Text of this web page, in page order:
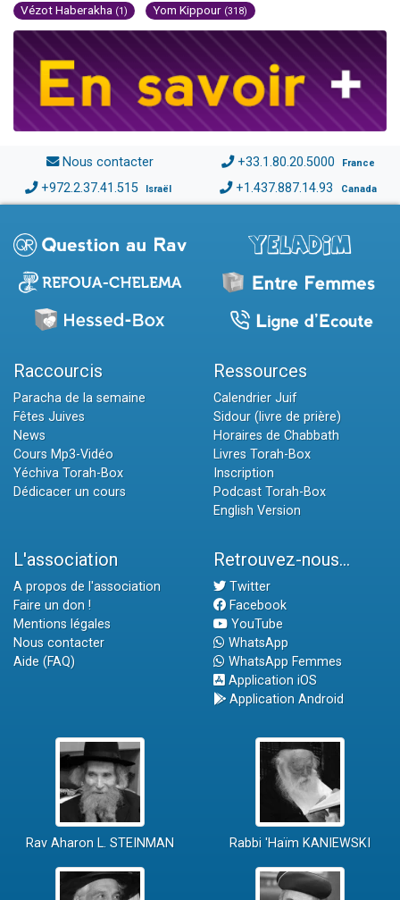
Vézot Haberakha (1) Yom Kippour (318)
Nous contacter +33.1.80.20.5000 France
+972.2.37.41.515 Israël +1.437.887.14.93 Canada
Raccourcis
Paracha de la semaine
Fêtes Juives
News
Cours Mp3-Vidéo
Yéchiva Torah-Box
Dédicacer un cours
Ressources
Calendrier Juif
Sidour (livre de prière)
Horaires de Chabbath
Livres Torah-Box
Inscription
Podcast Torah-Box
English Version
L'association
A propos de l'association
Faire un don !
Mentions légales
Nous contacter
Aide (FAQ)
Retrouvez-nous...
Twitter
Facebook
YouTube
WhatsApp
WhatsApp Femmes
Application iOS
Application Android
Rav Aharon L. STEINMAN Rabbi 'Haïm KANIEWSKI